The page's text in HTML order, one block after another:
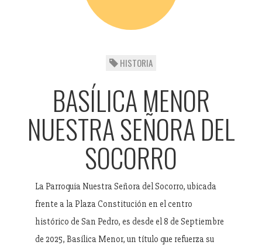
HISTORIA
BASÍLICA MENOR
NUESTRA SEÑORA DEL
SOCORRO
La Parroquia Nuestra Señora del Socorro, ubicada
frente a la Plaza Constitución en el centro
histórico de San Pedro, es desde el 8 de Septiembre
de 2025, Basílica Menor, un título que refuerza su